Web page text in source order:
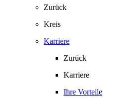
Zurück
Kreis
Karriere
Zurück
Karriere
Ihre Vorteile